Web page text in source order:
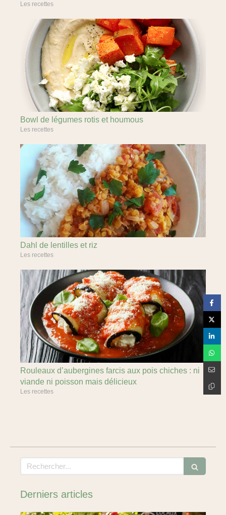
Les recettes
Bowl de légumes rotis et houmous
Les recettes
Dahl de lentilles et riz
Les recettes
Rouleaux d’aubergines farcis aux pois chiches : ni
viande ni poisson mais délicieux
Les recettes
Rechercher
Derniers articles